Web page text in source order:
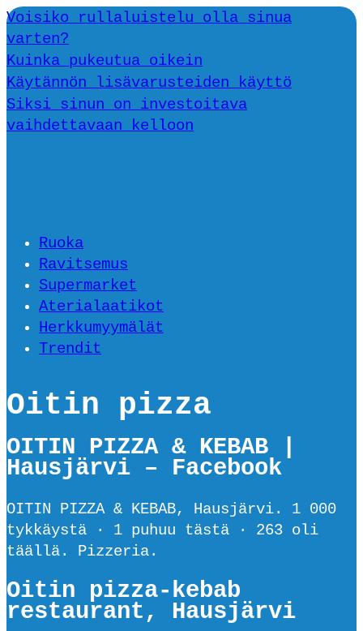
Voisiko rullaluistelu olla sinua
varten?
Kuinka pukeutua oikein
Käytännön lisävarusteiden käyttö
Siksi sinun on investoitava
vaihdettavaan kelloon
Ruoka
Ravitsemus
Supermarket
Aterialaatikot
Herkkumyymälät
Trendit
Oitin pizza
OITIN PIZZA & KEBAB |
Hausjärvi – Facebook
OITIN PIZZA & KEBAB, Hausjärvi. 1 000
tykkäystä · 1 puhuu tästä · 263 oli
täällä. Pizzeria.
Oitin pizza-kebab
restaurant, Hausjärvi